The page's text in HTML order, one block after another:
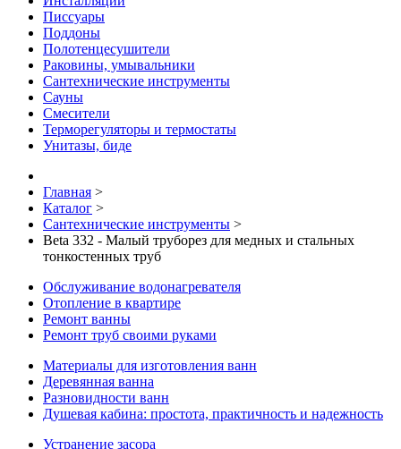
Писсуары
Поддоны
Полотенцесушители
Раковины, умывальники
Сантехнические инструменты
Сауны
Смесители
Терморегуляторы и термостаты
Унитазы, биде
Главная >
Каталог >
Сантехнические инструменты >
Beta 332 - Малый труборез для медных и стальных
тонкостенных труб
Обслуживание водонагревателя
Отопление в квартире
Ремонт ванны
Ремонт труб своими руками
Материалы для изготовления ванн
Деревянная ванна
Разновидности ванн
Душевая кабина: простота, практичность и надежность
Устранение засора